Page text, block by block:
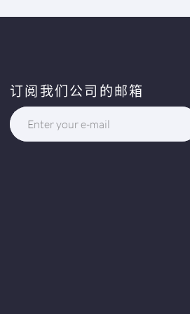
订阅我们公司的邮箱
Enter your e-mail